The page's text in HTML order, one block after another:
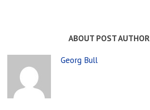
ABOUT POST AUTHOR
Georg Bull